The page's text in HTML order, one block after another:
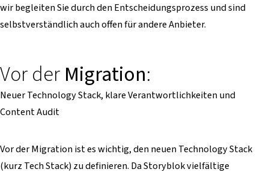
wir begleiten Sie durch den Entscheidungsprozess und sind
selbstverständlich auch offen für andere Anbieter.
Vor der Migration:
Neuer Technology Stack, klare Verantwortlichkeiten und
Content Audit
Vor der Migration ist es wichtig, den neuen Technology Stack
(kurz Tech Stack) zu definieren. Da Storyblok vielfältige